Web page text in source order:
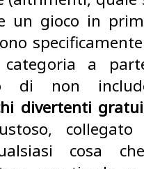
un gioco in
a
di non
divertenti
cosa